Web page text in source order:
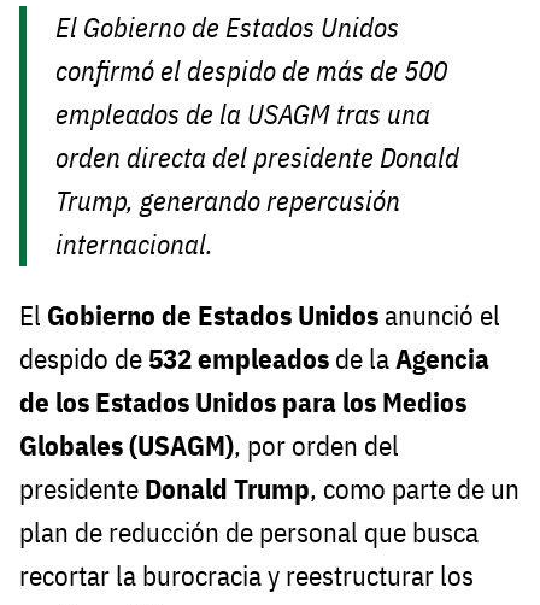
El Gobierno de Estados Unidos
confirmó el despido de más de 500
empleados de la USAGM tras una
orden directa del presidente Donald
Trump, generando repercusión
internacional.
El Gobierno de Estados Unidos anunció el
despido de 532 empleados de laAgencia
de los Estados Unidos para los Medios
Globales (USAGM), por orden del
presidente Donald Trump, como parte de un
plan de reducción de personal que busca
recortar la burocracia y reestructurar los